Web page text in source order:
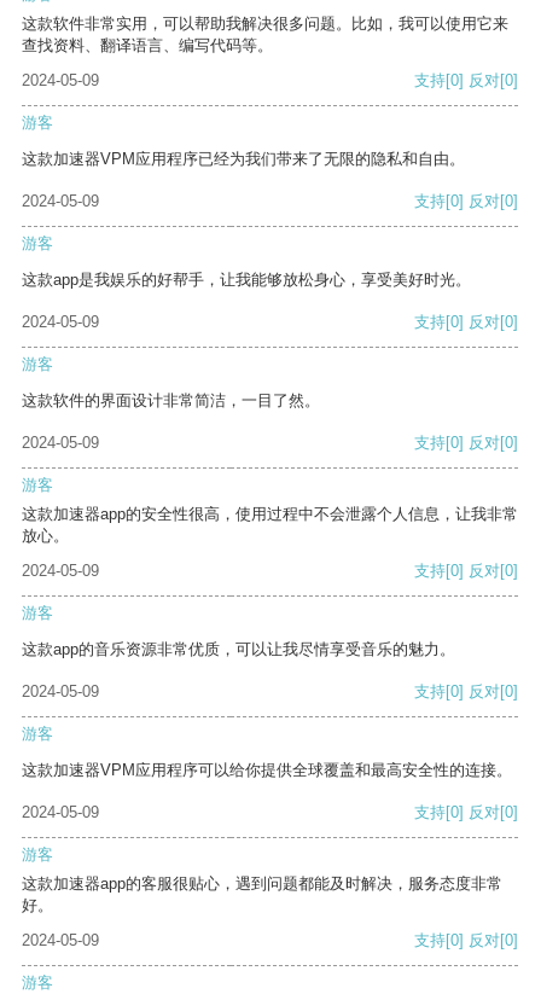
这款软件非常实用，可以帮助我解决很多问题。比如，我可以使用它来
查找资料、翻译语言、编写代码等。
2024-05-09
支持[0] 反对[0]
游客
这款加速器VPM应用程序已经为我们带来了无限的隐私和自由。
2024-05-09 支持[0] 反对[0]
游客
这款app是我娱乐的好帮手，让我能够放松身心，享受美好时光。
2024-05-09 支持[0] 反对[0]
游客
这款软件的界面设计非常简洁，一目了然。
2024-05-09 支持[0] 反对[0]
游客
这款加速器app的安全性很高，使用过程中不会泄露个人信息，让我非常
放心。
2024-05-09
支持[0] 反对[0]
游客
这款app的音乐资源非常优质，可以让我尽情享受音乐的魅力。
2024-05-09 支持[0] 反对[0]
游客
这款加速器VPM应用程序可以给你提供全球覆盖和最高安全性的连接。
2024-05-09 支持[0] 反对[0]
游客
这款加速器app的客服很贴心，遇到问题都能及时解决，服务态度非常
好。
2024-05-09
支持[0] 反对[0]
游客